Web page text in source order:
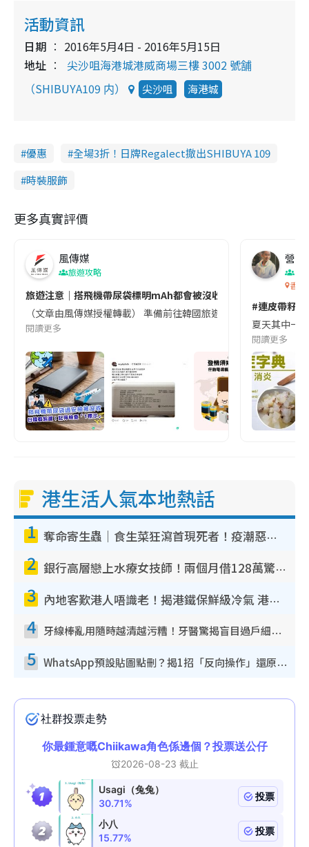
活動資訊
日期
2016年5月4日 - 2016年5月15日
地址
尖沙咀海港城港威商場三樓 3002 號舗
（SHIBUYA109 内）
尖沙咀 海港城
優惠
全場3折！日牌Regalect撤出SHIBUYA 109
時裝服飾
更多真實評價
風傳媒
旅遊攻略
旅遊注意｜搭飛機帶尿袋標明mAh都會被沒收😱出發前切記檢查
（文章由風傳媒授權轉載） 準備前往韓國旅遊的民眾，近期要
閱讀更多
營養
香港
#連皮帶籽
夏天其中一
閱讀更多
港生活人氣本地熱話
1 奪命寄生蟲｜食生菜狂瀉首現死者！疫潮惡化錄1.8萬宗病例 揭洗菜3大謬誤
2 銀行高層戀上水療女技師！兩個月借128萬驚覺「沉船」沉落火海 揭背後疑似邪教操控賣淫
3 內地客歎港人唔識老！揭港鐵保鮮級冷氣 港人求放過：咪投訴
4 牙線棒亂用隨時越清越污糟！牙醫驚揭盲目過戶細菌恐致蛀牙：呢種先係日常真保養
5 WhatsApp預設貼圖點刪？揭1招「反向操作」還原簡潔介面 附3步實測教學